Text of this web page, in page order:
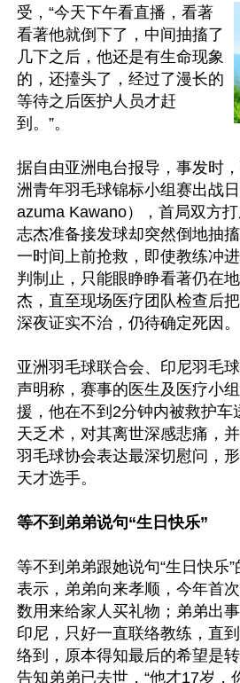
受，“今天下午看直播，看著
看著他就倒下了，中间抽搐了
几下之后，他还是有生命现象
的，还擡头了，经过了漫长的
等待之后医护人员才赶
到。”。
据自由亚洲电台报导，事发时
洲青年羽毛球锦标小组赛出战
azuma Kawano），首局双方
志杰准备接发球却突然倒地抽
一时间上前抢救，即使教练冲
判制止，只能眼睁睁看著仍在
杰，直至现场医疗团队检查后
深夜证实不治，仍待确定死因。
亚洲羽毛球联合会、印尼羽毛
声明称，赛事的医生及医疗小
援，他在不到2分钟内被救护车
天乏术，对其离世深感悲痛，
羽毛球协会表达最深切慰问，
天才选手。
等不到弟弟说句“生日快乐”
等不到弟弟跟她说句“生日快乐
表示，弟弟向来孝顺，今年首
数用来给家人买礼物；弟弟出
印尼，只好一直联络教练，直
络到，原本得知最后的希望是
告知弟弟已去世，“他才17岁，